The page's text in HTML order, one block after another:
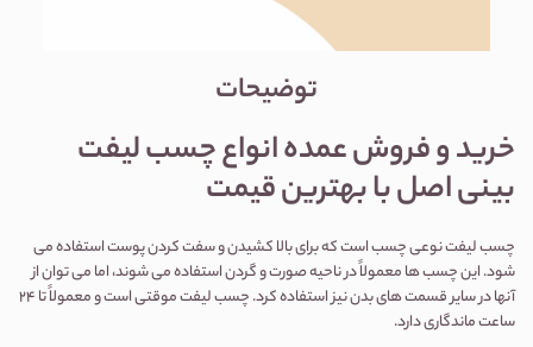
توضیحات
خرید و فروش عمده انواع چسب لیفت
بینی اصل با بهترین قیمت
چسب لیفت نوعی چسب است که برای بالا کشیدن و سفت کردن پوست استفاده می
شود. این چسب ها معمولاً در ناحیه صورت و گردن استفاده می شوند، اما می توان از
آنها در سایر قسمت های بدن نیز استفاده کرد. چسب لیفت موقتی است و معمولاً تا 24
ساعت ماندگاری دارد.